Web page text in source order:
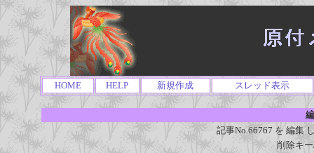
HOME HELP 新規作成 スレッド表示
記事No.66767 を 編集
削除キ